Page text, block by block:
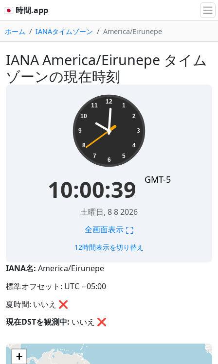
🇯🇵 時間.app
ホーム IANAタイムゾーン America/Eirunepe
IANA America/Eirunepe タイム
ゾーンの現在時刻
12
1
2
3
4
5
6
7
8
9
10
11
10:00:39 GMT-5
土曜日, 8 8 2026
全画面表示 ⛶
12時間表示を切り替え
IANA名: America/Eirunepe
標準オフセット: UTC −05:00
夏時間: いいえ ❌
現在DSTを観測中: いいえ ❌
+